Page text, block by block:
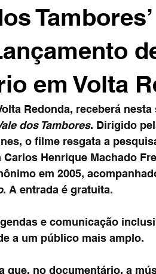
em Volta
dos Tambores. Dirigido
o filme resgata a
Henrique Machado
em 2005,
. A entrada é gratuita.
e comunicação
a um público mais amplo.
que, no documentário, a